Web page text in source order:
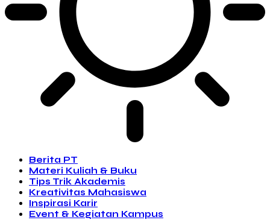
Berita PT
Materi Kuliah & Buku
Tips Trik Akademis
Kreativitas Mahasiswa
Inspirasi Karir
Event & Kegiatan Kampus